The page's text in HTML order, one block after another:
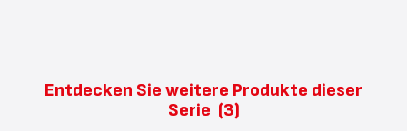
Entdecken Sie weitere Produkte dieser
Serie (3)